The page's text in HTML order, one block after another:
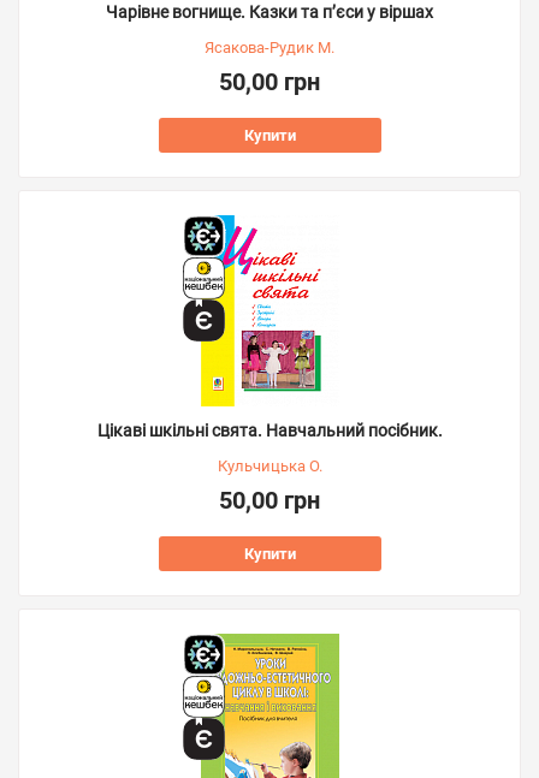
Чарівне вогнище. Казки та п’єси у віршах
Ясакова-Рудик М.
50,00 грн
Купити
Цікаві шкільні свята. Навчальний посібник.
Кульчицька О.
50,00 грн
Купити